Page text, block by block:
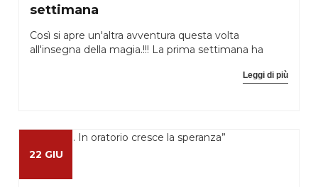
settimana
Così si apre un'altra avventura questa volta
all'insegna della magia.!!! La prima settimana ha
Leggi di più
22 GIU